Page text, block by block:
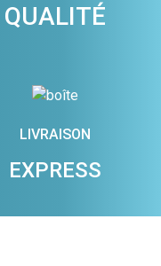
QUALITÉ
LIVRAISON
EXPRESS